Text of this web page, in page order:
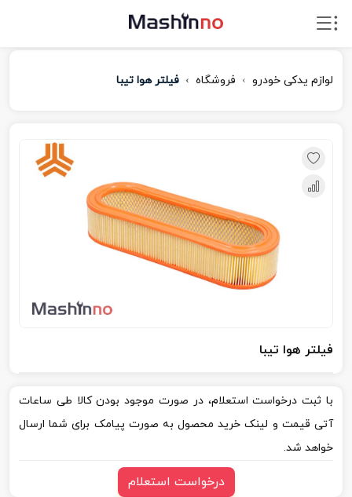
لوازم یدکی خودرو فروشگاه فیلتر هوا تیبا
فیلتر هوا تیبا
با ثبت درخواست استعلام، در صورت موجود بودن کالا طی ساعات
آتی قیمت و لینک خرید محصول به صورت پیامک برای شما ارسال
خواهد شد.
درخواست استعلام